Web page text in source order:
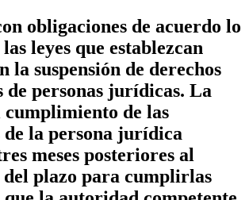
obligaciones de acuerdo lo
leyes que establezcan
la suspensión de derechos
personas jurídicas. La
de las
de la persona jurídica
meses posteriores al
plazo para cumplirlas